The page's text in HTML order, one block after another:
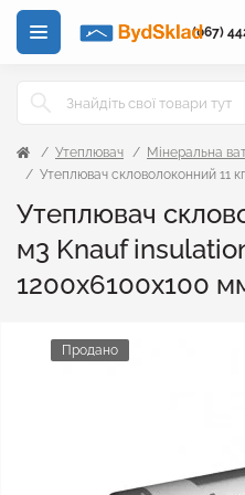
(067)
Утеплювач
Мінеральна
Утеплювач скловолоконний 11
Утеплювач
м3 Knauf
1200x6100x100
Продано